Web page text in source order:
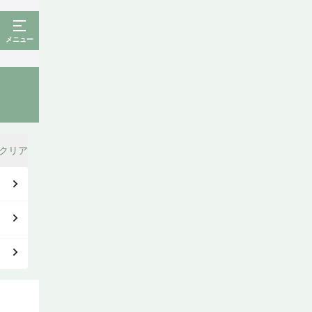
メニュー
リア